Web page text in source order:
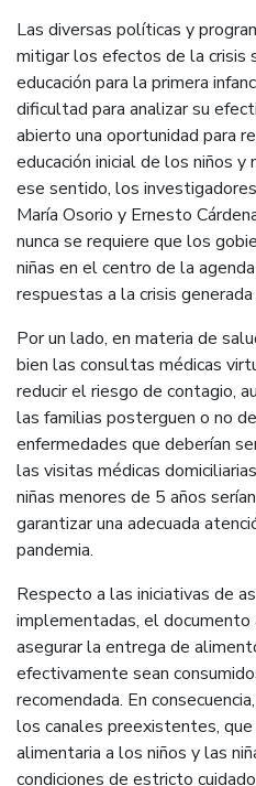
Las diversas políticas y
mitigar los efectos de la crisis
educación para la primera
dificultad para analizar su
abierto una oportunidad para
educación inicial de los niños y
ese sentido, los
María Osorio y Ernesto
nunca se requiere que los
niñas en el centro de la
respuestas a la crisis generada
Por un lado, en materia de
bien las consultas médicas
reducir el riesgo de contagio,
las familias posterguen o no
enfermedades que deberían
las visitas médicas
niñas menores de 5 años
garantizar una adecuada
pandemia.
Respecto a las iniciativas de
implementadas, el documento
asegurar la entrega de
efectivamente sean
recomendada. En
los canales preexistentes,
alimentaria a los niños y las
condiciones de estricto